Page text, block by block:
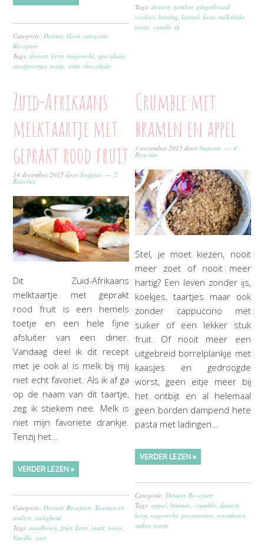
Categorie:Dessert,Geen categorie,
Recepten
Tags:dessert,kerst,nagerecht,speculaas,
stoofpeertjes,toetje,witte chocolade
Tags:dessert, gember, gingerbread
cookies,honing,kaneel,kerst,milkshake,
toetje, vanille-ijs
Zuid-Afrikaans
melktaartje met
geprakt rood fruit
14 december 2015 doorStefanie 2
Reacties
Dit Zuid-Afrikaans
melktaartje met geprakt
rood fruit is een hemels
toetje en een hele fijne
afsluiter van een diner.
Vandaag deel ik dit recept
met je ook al is melk bij mij
niet echt favoriet. Als ik af ga
op de naam van dit taartje,
zeg ik stiekem nee. Melk is
niet mijn favoriete drankje.
Tenzij het…
VERDER LEZEN »
Categorie: Dessert Recepten ,Taartjes en
andere zoetigheid
Tags:aardbeien ,fruit ,kerst ,taart ,toetje
Vanille zoet
Crumble met
bramen en appel
3 november 2015 doorStefanie 4
Reacties
Stel, je moet kiezen, nooit
meer zoet of nooit meer
hartig? Een leven zonder ijs,
koekjes, taartjes maar ook
zonder cappuccino met
suiker of een lekker stuk
fruit. Of nooit meer een
uitgebreid borrelplankje met
kaasjes en gedroogde
worst, geen eitje meer bij
het ontbijt en al helemaal
geen borden dampend hete
pasta met ladingen…
VERDER LEZEN »
Categorie: Dessert Recepten
Tags:appel ,bramen ,crumble ,dessert
kerst ,nagerecht ,pecannoten roomboter,
suiker,toetje